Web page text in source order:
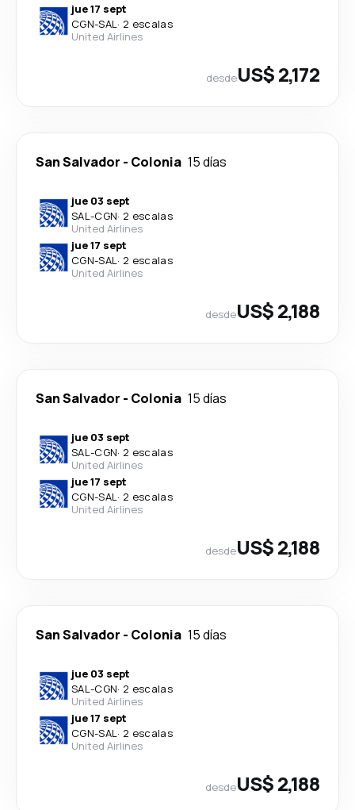
jue 17 sept
CGN-SAL· 2 escalas
United Airlines
desdeUS$ 2,172
San Salvador - Colonia 15 días
jue 03 sept
SAL-CGN· 2 escalas
United Airlines
jue 17 sept
CGN-SAL· 2 escalas
United Airlines
desdeUS$ 2,188
San Salvador - Colonia 15 días
jue 03 sept
SAL-CGN· 2 escalas
United Airlines
jue 17 sept
CGN-SAL· 2 escalas
United Airlines
desdeUS$ 2,188
San Salvador - Colonia 15 días
jue 03 sept
SAL-CGN· 2 escalas
United Airlines
jue 17 sept
CGN-SAL· 2 escalas
United Airlines
desdeUS$ 2,188